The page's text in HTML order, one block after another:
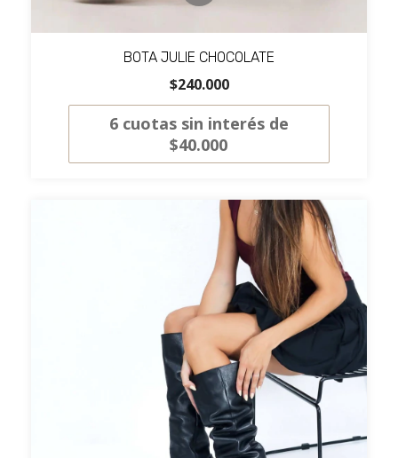
BOTA JULIE CHOCOLATE
$240.000
6 cuotas sin interés de
$40.000